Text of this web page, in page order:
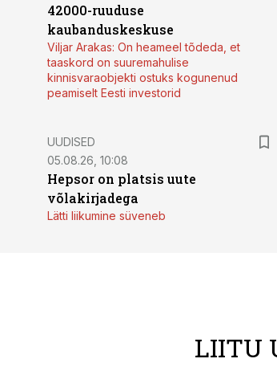
42000-ruuduse
kaubanduskeskuse
Viljar Arakas: On heameel tõdeda, et
taaskord on suuremahulise
kinnisvaraobjekti ostuks kogunenud
peamiselt Eesti investorid
UUDISED
05.08.26, 10:08
Hepsor on platsis uute
võlakirjadega
Lätti liikumine süveneb
LIITU